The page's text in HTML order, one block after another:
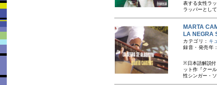
表する女性ラ
ラッパーとし
MARTA
LA NEGRA
カテゴリ： キ
録音・発売年
※日本語解説付
ット作『クー
性シンガー・